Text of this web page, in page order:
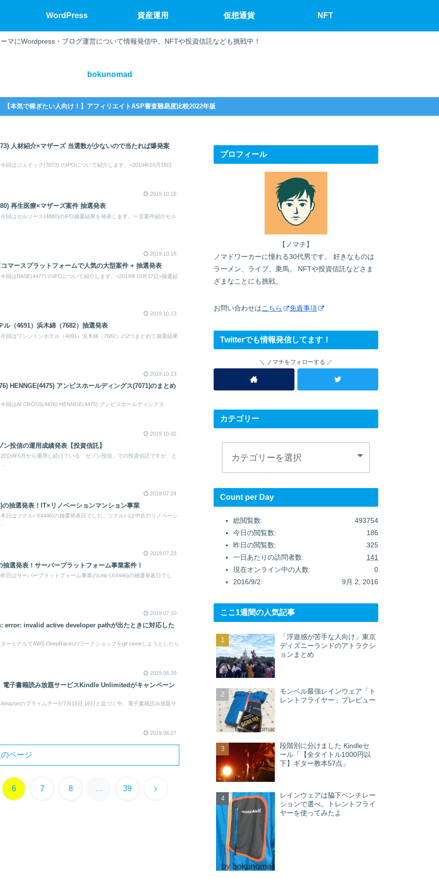
ーマにWordpress・ブログ運営について情報発信中。NFTや投資信託なども挑戦中！
bokunomad
WordPress 資産運用 仮想通貨 NFT
【本気で稼ぎたい人向け！】アフィリエイトASP審査難易度比較2022年版
人材紹介×マザーズ 当選数が少ないので当たれば爆発案
回はジェイック(7073) のIPOについて紹介します。<2019年10月18日
2019.10.16
再生医療×マザーズ案件 抽選発表
回はセルソース(4880)のIPO抽選結果を発表します。一言案件紹介セル
2019.10.16
コマースプラットフォームで人気の大型案件 + 抽選発表
回はBASE(4477) のIPOについて紹介します。<2019年10月17日>抽選結
2019.10.13
ル（4691）浜木綿（7682）抽選発表
回はワシントンホテル（4691）浜木綿（7682）の2つまとめて抽選結果
2019.10.13
HENNGE(4475) アンビスホールディングス(7071)のまとめ
回はAI CROSS(4476) HENNGE(4475) アンビスホールディングス
2019.10.02
ン投信の運用成績発表【投資信託】
年5月から運用し続けている「セゾン投信」での投資信託ですが、と
2019.07.24
の抽選発表！IT×リノベーションマンション事業
日はツクルバ(4446)の抽選発表日でした。ツクルバは中古のリノベーシ
2019.07.23
抽選発表！サーバープラットフォーム事業案件！
日はサーバープラットフォーム事業のLink-U(4446)の抽選発表日でし
2019.07.10
error: invalid active developer pathが出たときに対応した
ーミナルでAWS DeepRacerのワークショップをgit cloneしようとしたら
2019.06.29
電子書籍読み放題サービスKindle Unlimitedがキャンペーン
のプライムデーが7月15日,16日と近づく中、電子書籍読み放題サ
2019.06.27
ページ
6 7 8 … 39 次
プロフィール
【ノマチ】
ノマドワーカーに憧れる30代男です。 好きなものは
ラーメン、ライブ、乗馬。 NFTや投資信託などさま
ざまなことにも挑戦。
お問い合わせはこちら 免責事項
Twitterでも情報発信してます！
ノマチをフォローする
カテゴリー
Count per Day
493754
総閲覧数:
186
今日の閲覧数:
325
昨日の閲覧数:
141
一日あたりの訪問者数:
0
現在オンライン中の人数:
9月 2, 2016
2016/9/2:
ここ1週間の人気記事
「浮遊感が苦手な人向け」東京
ディズニーランドのアトラクシ
ョンまとめ
モンベル最強レインウェア「ト
レントフライヤー」プレビュー
段階別に分けました Kindleセ
ール「【全タイトル1000円以
下】ギター教本57点」
レインウェアは脇下ベンチレー
ションで選べ。トレントフライ
ヤーを使ってみたよ